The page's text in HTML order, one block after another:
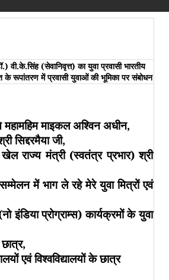
वी.के.सिंह (सेवानिवृत्त) का युवा प्रवासी भारतीय
रूपांतरण में प्रवासी युवाओं की भूमिका पर संबोधन
महामहिम माइकल अश्विन अधीन,
सिद्दरमैया जी,
राज्य मंत्री (स्वतंत्र प्रभार) श्री
में भाग ले रहे मेरे युवा मित्रों एवं
इंडिया प्रोग्राम्स) कार्यक्रमों के युवा
एवं विश्वविद्यालयों के छात्र